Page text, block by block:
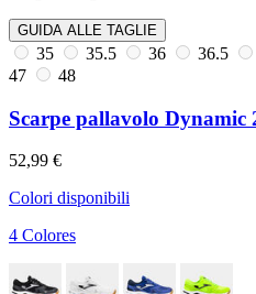
GUIDA ALLE TAGLIE
35 35.5 36 36.5
47
48
Scarpe pallavolo Dynamic
52,99 €
Colori disponibili
4 Colores